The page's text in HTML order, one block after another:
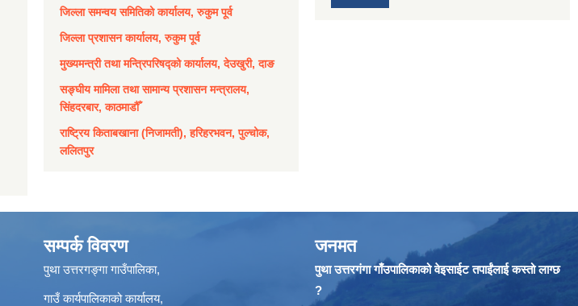
जिल्ला समन्वय समितिको कार्यालय, रुकुम पूर्व
जिल्ला प्रशासन कार्यालय, रुकुम पूर्व
मुख्यमन्त्री तथा मन्त्रिपरिषद्को कार्यालय, देउखुरी, दाङ
सङ्घीय मामिला तथा सामान्य प्रशासन मन्त्रालय,
सिंहदरबार, काठमाडौँ
राष्ट्रिय किताबखाना (निजामती), हरिहरभवन, पुल्चोक,
ललितपुर
सम्पर्क विवरण
पुथा उत्तरगङ्गा गाउँपालिका,
गाउँ कार्यपालिकाको कार्यालय,
जनमत
पुथा उत्तरगंगा गाँउपालिकाको वेइसाईट तपाईंलाई कस्तो लाग्छ
?